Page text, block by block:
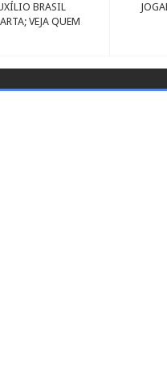
BRASIL
VEJA QUEM